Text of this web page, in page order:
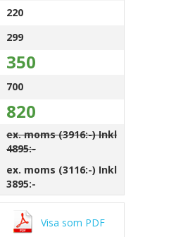
220
299
350
700
820
ex. moms (3916:-) Inkl
4895:-
ex. moms (3116:-) Inkl
3895:-
Visa som PDF